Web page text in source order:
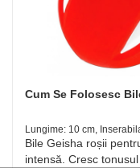
Cum Se Folosesc
Lungime: 10 cm,
Bile Geisha roșii
intensă. Cresc